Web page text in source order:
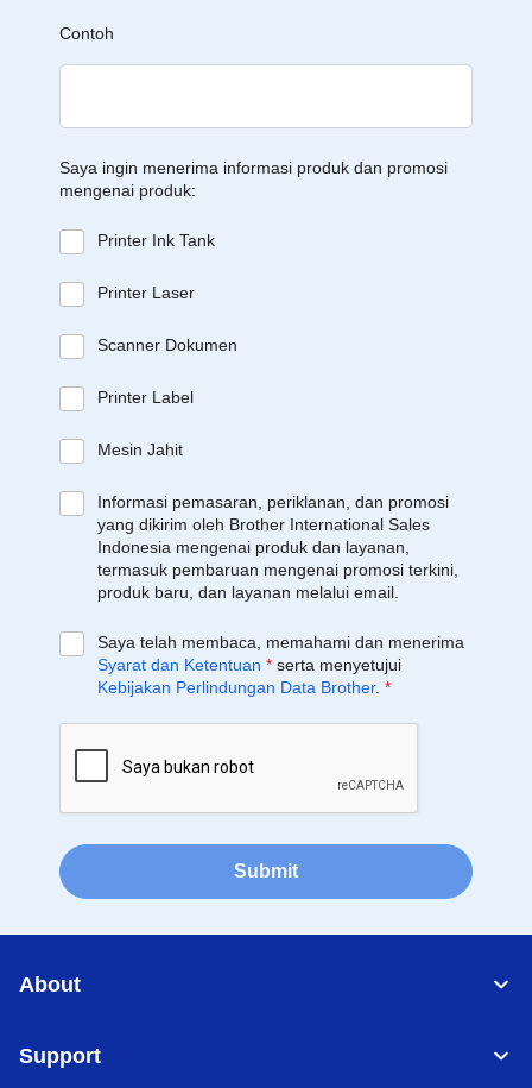
Contoh
Saya ingin menerima informasi produk dan promosi
mengenai produk:
Printer Ink Tank
Printer Laser
Scanner Dokumen
Printer Label
Mesin Jahit
Informasi pemasaran, periklanan, dan promosi
yang dikirim oleh Brother International Sales
Indonesia mengenai produk dan layanan,
termasuk pembaruan mengenai promosi terkini,
produk baru, dan layanan melalui email.
Saya telah membaca, memahami dan menerima
Syarat dan Ketentuan * serta menyetujui
Kebijakan Perlindungan Data Brother. *
Submit
About
Support